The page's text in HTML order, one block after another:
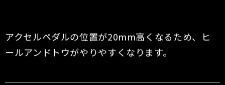
アクセルペダルの位置が20mm高くなるため、ヒ
ールアンドトウがやりやすくなります。